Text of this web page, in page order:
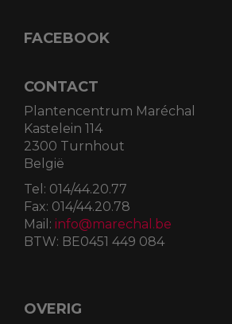
FACEBOOK
CONTACT
Plantencentrum Maréchal
Kastelein 114
2300 Turnhout
België
Tel: 014/44.20.77
Fax: 014/44.20.78
Mail: info@marechal.be
BTW: BE0451 449 084
OVERIG